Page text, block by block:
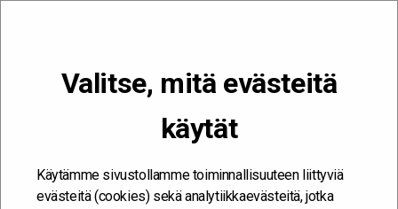
Valitse, mitä evästeitä
käytät
Käytämme sivustollamme toiminnallisuuteen liittyviä
evästeitä (cookies) sekä analytiikkaevästeitä, jotka
Kehitän ja kehityn #töissäSuomelle
Tietojohtamisen verkostojen tapaaminen